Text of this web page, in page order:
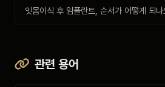
잇몸이식 후 임플란트, 순서가 어떻게 되나
관련 용어